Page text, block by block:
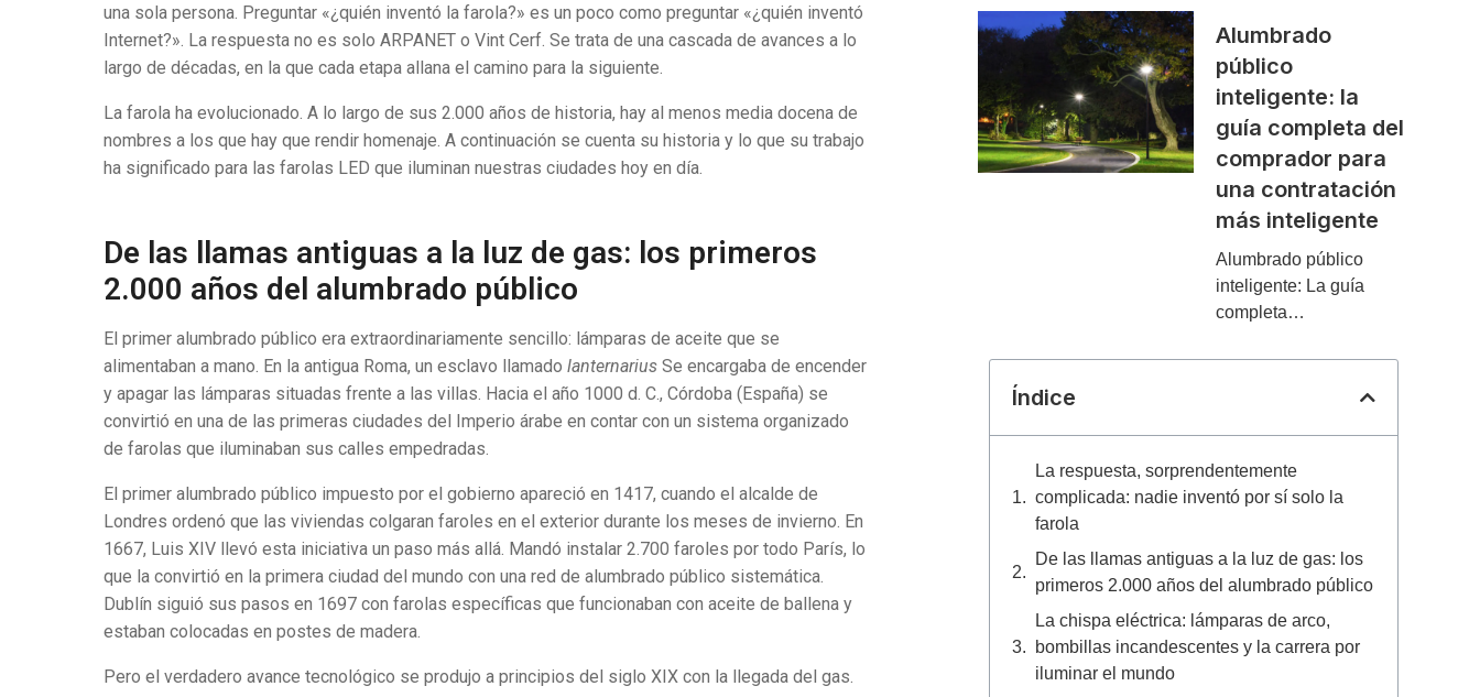
una sola persona. Preguntar «¿quién inventó la farola?» es un poco como preguntar «¿quién inventó
Internet?». La respuesta no es solo ARPANET o Vint Cerf. Se trata de una cascada de avances a lo
largo de décadas, en la que cada etapa allana el camino para la siguiente.
La farola ha evolucionado. A lo largo de sus 2.000 años de historia, hay al menos media docena de
nombres a los que hay que rendir homenaje. A continuación se cuenta su historia y lo que su trabajo
ha significado para las farolas LED que iluminan nuestras ciudades hoy en día.
De las llamas antiguas a la luz de gas: los primeros
2.000 años del alumbrado público
El primer alumbrado público era extraordinariamente sencillo: lámparas de aceite que se
alimentaban a mano. En la antigua Roma, un esclavo llamado lanternariusSe encargaba de encender
y apagar las lámparas situadas frente a las villas. Hacia el año 1000 d. C., Córdoba (España) se
convirtió en una de las primeras ciudades del Imperio árabe en contar con un sistema organizado
de farolas que iluminaban sus calles empedradas.
El primer alumbrado público impuesto por el gobierno apareció en 1417, cuando el alcalde de
Londres ordenó que las viviendas colgaran faroles en el exterior durante los meses de invierno. En
1667, Luis XIV llevó esta iniciativa un paso más allá. Mandó instalar 2.700 faroles por todo París, lo
que la convirtió en la primera ciudad del mundo con una red de alumbrado público sistemática.
Dublín siguió sus pasos en 1697 con farolas específicas que funcionaban con aceite de ballena y
estaban colocadas en postes de madera.
Pero el verdadero avance tecnológico se produjo a principios del siglo XIX con la llegada del gas.
Alumbrado
público
inteligente: la
guía completa del
comprador para
una contratación
más inteligente
Alumbrado público
inteligente: La guía
completa…
Índice
La respuesta, sorprendentemente
complicada: nadie inventó por sí solo la
farola
De las llamas antiguas a la luz de gas: los
primeros 2.000 años del alumbrado público
La chispa eléctrica: lámparas de arco,
bombillas incandescentes y la carrera por
iluminar el mundo